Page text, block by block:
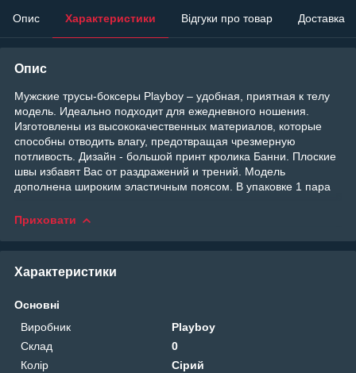
Опис Характеристики Відгуки про товар Доставка
Опис
Мужские трусы-боксеры Playboy – удобная, приятная к телу
модель. Идеально подходит для ежедневного ношения.
Изготовлены из высококачественных материалов, которые
способны отводить влагу, предотвращая чрезмерную
потливость. Дизайн - большой принт кролика Банни. Плоские
швы избавят Вас от раздражений и трений. Модель
дополнена широким эластичным поясом. В упаковке 1 пара
Приховати
Характеристики
Основні
Виробник
Playboy
Склад
0
Колір
Сірий